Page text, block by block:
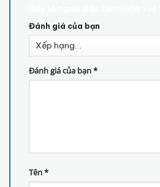
Đánh giá của bạn
Đánh giá của bạn*
Tên*